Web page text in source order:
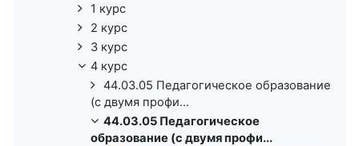
1 курс
2 курс
3 курс
4 курс
44.03.05 Педагогическое образование
(с двумя профи...
44.03.05 Педагогическое
образование (с двумя профи...